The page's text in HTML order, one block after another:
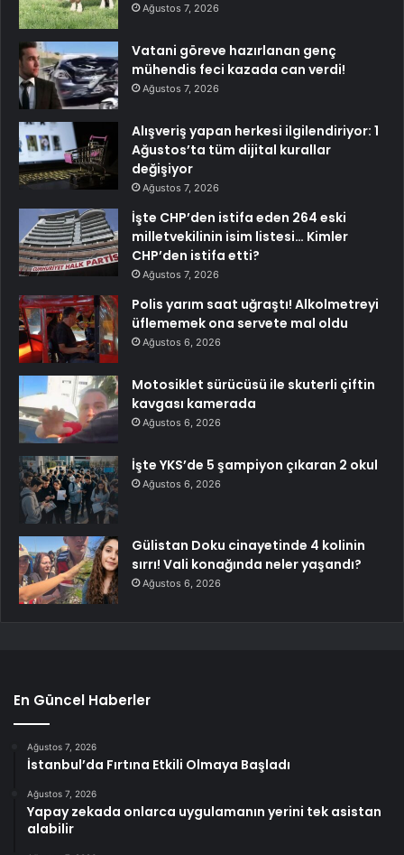
Ağustos 7, 2026
Vatani göreve hazırlanan genç
mühendis feci kazada can verdi!
Ağustos 7, 2026
Alışveriş yapan herkesi ilgilendiriyor: 1
Ağustos’ta tüm dijital kurallar
değişiyor
Ağustos 7, 2026
İşte CHP’den istifa eden 264 eski
milletvekilinin isim listesi… Kimler
CHP’den istifa etti?
Ağustos 7, 2026
Polis yarım saat uğraştı! Alkolmetreyi
üflememek ona servete mal oldu
Ağustos 6, 2026
Motosiklet sürücüsü ile skuterli çiftin
kavgası kamerada
Ağustos 6, 2026
İşte YKS’de 5 şampiyon çıkaran 2 okul
Ağustos 6, 2026
Gülistan Doku cinayetinde 4 kolinin
sırrı! Vali konağında neler yaşandı?
Ağustos 6, 2026
En Güncel Haberler
Ağustos 7, 2026
İstanbul’da Fırtına Etkili Olmaya Başladı
Ağustos 7, 2026
Yapay zekada onlarca uygulamanın yerini tek asistan
alabilir